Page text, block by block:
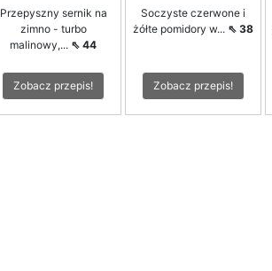
Przepyszny sernik na
zimno - turbo
malinowy,... ⇖ 44
Zobacz przepis!
Soczyste czerwone i
żółte pomidory w... ⇖ 38
Zobacz przepis!